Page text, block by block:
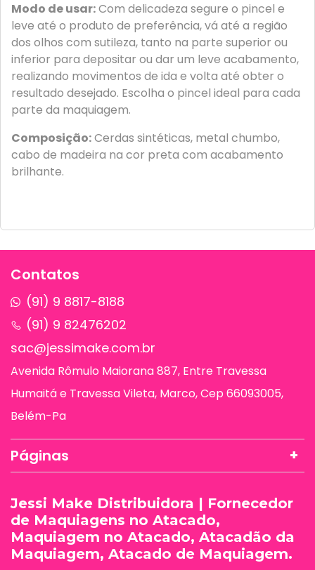
Modo de usar:Com delicadeza segure o pincel e
leve até o produto de preferência, vá até a região
dos olhos com sutileza, tanto na parte superior ou
inferior para depositar ou dar um leve acabamento,
realizando movimentos de ida e volta até obter o
resultado desejado. Escolha o pincel ideal para cada
parte da maquiagem.
Composição:Cerdas sintéticas, metal chumbo,
cabo de madeira na cor preta com acabamento
brilhante.
Contatos
(91) 9 8817-8188
(91) 9 82476202
sac@jessimake.com.br
Avenida Rômulo Maiorana 887, Entre Travessa
Humaitá e Travessa Vileta, Marco, Cep 66093005,
Belém-Pa
Páginas
Jessi Make Distribuidora | Fornecedor
de Maquiagens no Atacado,
Maquiagem no Atacado, Atacadão da
Maquiagem, Atacado de Maquiagem.